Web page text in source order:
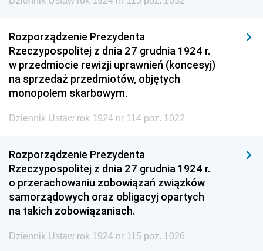
Rozporządzenie Prezydenta
Rzeczypospolitej z dnia 27 grudnia 1924 r.
w przedmiocie rewizji uprawnień (koncesyj)
na sprzedaż przedmiotów, objętych
monopolem skarbowym.
Dziennik Ustaw rok 1924 nr 114 poz. 1022
Rozporządzenie Prezydenta
Rzeczypospolitej z dnia 27 grudnia 1924 r.
o przerachowaniu zobowiązań związków
samorządowych oraz obligacyj opartych
na takich zobowiązaniach.
Dziennik Ustaw rok 1924 nr 115 poz. 1026